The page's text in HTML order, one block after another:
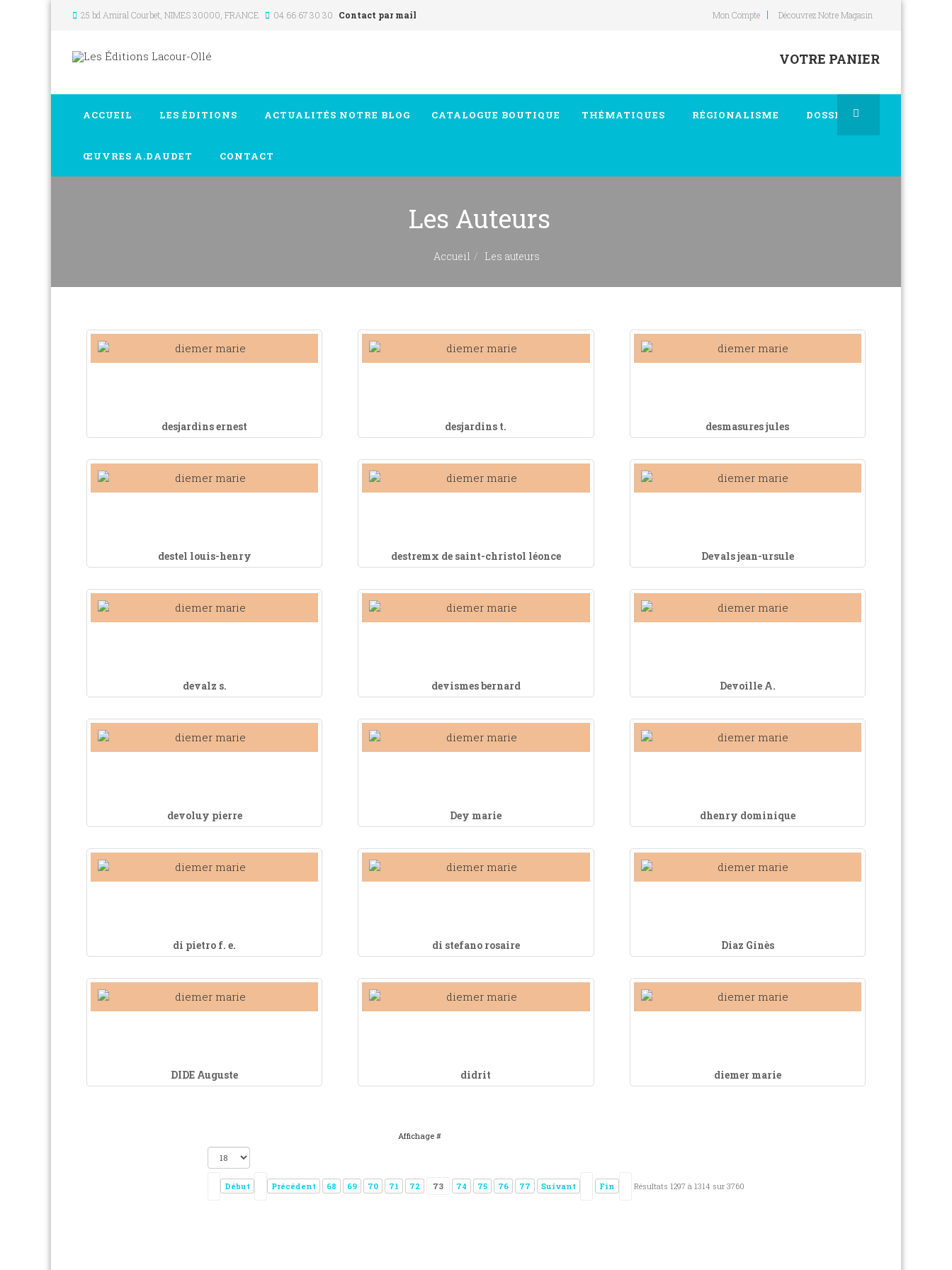
25 bd Amiral Courbet , NIMES30000 FRANCE 04 66 67 30 30 Contact par mail Mon Compte Découvrez Notre Magasin
VOTRE PANIER
ACCUEIL LES ÉDITIONS ACTUALITÉS NOTRE BLOG CATALOGUE BOUTIQUE THÉMATIQUES RÉGIONALISME DOSSIERS
ŒUVRES A.DAUDET CONTACT
Les Auteurs
Accueil Les auteurs
desjardins ernest desjardins t. desmasures jules
destel louis-henry destremx de saint-christol léonce Devals jean-ursule
devalz s. devismes bernard Devoille A.
devoluy pierre Dey marie dhenry dominique
di pietro f. e. di stefano rosaire Diaz Ginès
DIDE Auguste didrit diemer marie
Affichage #
Début Précédent 68 69 70 71 72 73 74 75 76 77 Suivant Fin Résultats 1297 à 1314 sur 3760